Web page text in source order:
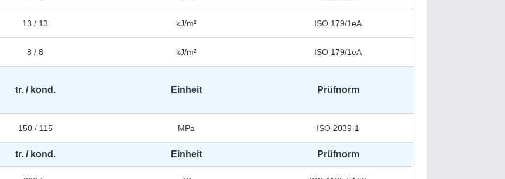
13 / 13 kJ/m² ISO 179/1eA
8 / 8 kJ/m² ISO 179/1eA
tr. / kond. Einheit Prüfnorm
150 / 115 MPa ISO 2039-1
tr. / kond. Einheit Prüfnorm